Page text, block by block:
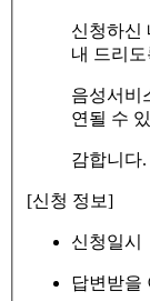
신청하신
내 드리
음성서비
연될 수
감합니다.
[신청 정보]
신청일시
답변받을